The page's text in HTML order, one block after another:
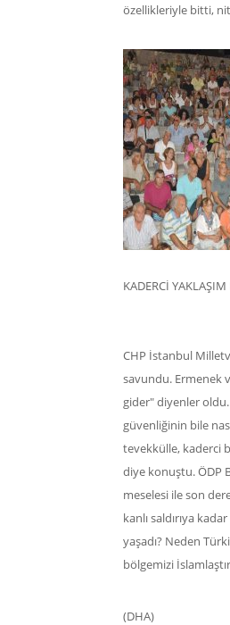
özellikleriyle bitti,
KADERCİ YAKLAŞIM
CHP İstanbul
savundu. Ermenek
gider" diyenler
güvenliğinin bile
tevekkülle, kaderci
diye konuştu. ÖDP
meselesi ile son
kanlı saldırıya
yaşadı? Neden
bölgemizi
​(DHA)